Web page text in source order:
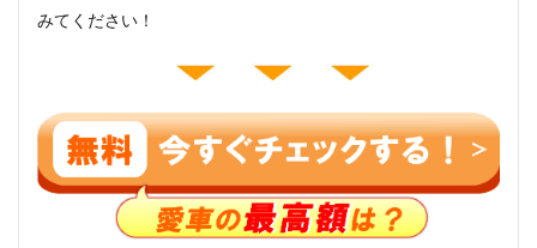
みてください！